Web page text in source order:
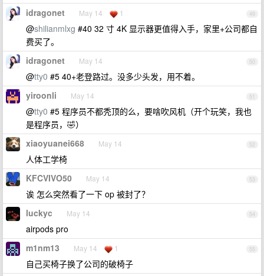
49
idragonet May 14 1
@shilianmlxg #40 32 寸 4K 显示器更值得入手，家里+公司都自
费买了。
50
idragonet May 14
@tty0 #5 40+老登路过。没多少头发，用不着。
51
yiroonli May 14
@tty0 #5 程序员不都秃顶的么，要啥吹风机（开个玩笑，我也
是程序员，🤣）
52
xiaoyuanei668 May 14
人体工学椅
53
KFCVIVO50 May 14
诶 怎么突然看了一下 op 被封了？
54
luckyc May 14
airpods pro
55
m1nm13 May 14 1
自己买椅子换了公司的破椅子